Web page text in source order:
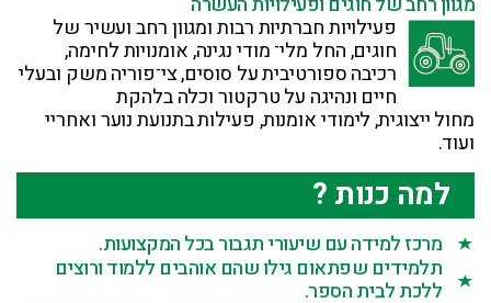
פעילויות חברתיות רבות ומגוון רחב ועשיר של
חוגים, החל מלי־ מודי נגינה, אומנויות לחימה,
רכיבה ספורטיבית על סוסים, צי־פוריה משק ובעלי
חיים ונהיגה על טרקטור וכלה בלהקת
מחול ייצוגית, לימודי אומנות, פעילות בתנועת נוער ואחריי
ועוד.
למה כנות ?
מרכז למידה עם שיעורי תגבור בכל המקצועות.
תלמידים שפתאום גילו שהם אוהבים ללמוד ורוצים
ללכת לבית הספר.